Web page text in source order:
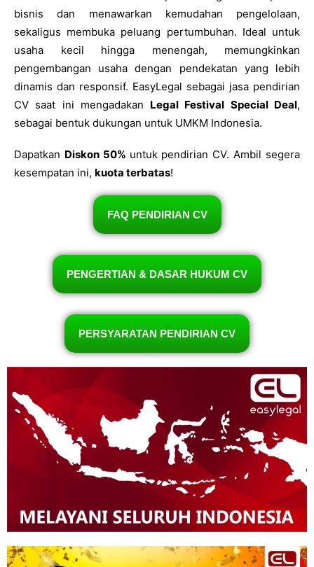
bisnis dan menawarkan kemudahan pengelolaan,
sekaligus membuka peluang pertumbuhan. Ideal untuk
usaha kecil hingga menengah, memungkinkan
pengembangan usaha dengan pendekatan yang lebih
dinamis dan responsif. EasyLegal sebagai jasa pendirian
CV saat ini mengadakan Legal Festival Special Deal,
sebagai bentuk dukungan untuk UMKM Indonesia.
Dapatkan Diskon 50% untuk pendirian CV. Ambil segera
kesempatan ini, kuota terbatas!
FAQ PENDIRIAN CV
PENGERTIAN & DASAR HUKUM CV
PERSYARATAN PENDIRIAN CV